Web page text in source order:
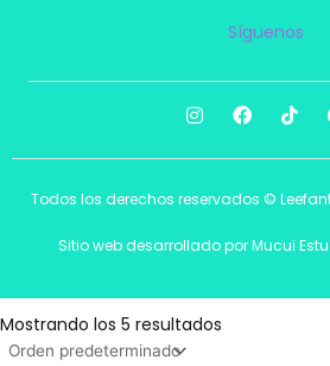
Mostrando los 5 resultados
Síguenos
I
n
s
a
g
a
F
a
c
b
o
k
T
i
k
o
k
Todos los derechos reservados ©
Sitio web desarrollado por Mucui